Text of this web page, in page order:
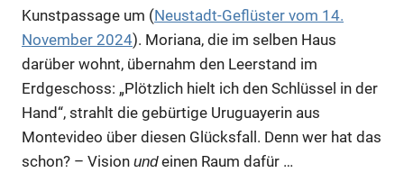
Kunstpassage um (Neustadt-Geflüster vom 14.
November 2024). Moriana, die im selben Haus
darüber wohnt, übernahm den Leerstand im
Erdgeschoss: „Plötzlich hielt ich den Schlüssel in der
Hand“, strahlt die gebürtige Uruguayerin aus
Montevideo über diesen Glücksfall. Denn wer hat das
schon? – Vision undeinen Raum dafür …